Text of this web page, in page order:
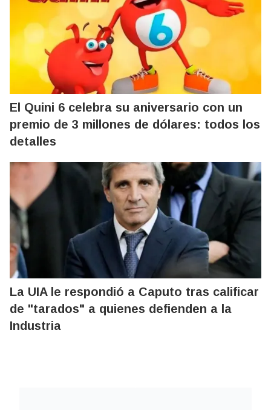
El Quini 6 celebra su aniversario con un
premio de 3 millones de dólares: todos los
detalles
La UIA le respondió a Caputo tras calificar
de "tarados" a quienes defienden a la
Industria